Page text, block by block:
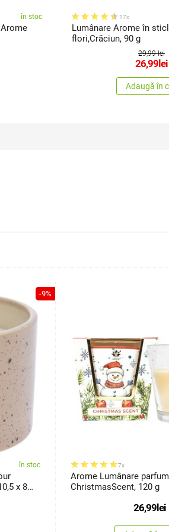
în stoc 17x
Lumânare Arome în
flori,Crăciun, 90 g
29,99 lei
26,99lei
Adaugă în
-9%
în stoc
x 8
7x
Arome Lumânare
ChristmasScent, 120 g
26,99lei